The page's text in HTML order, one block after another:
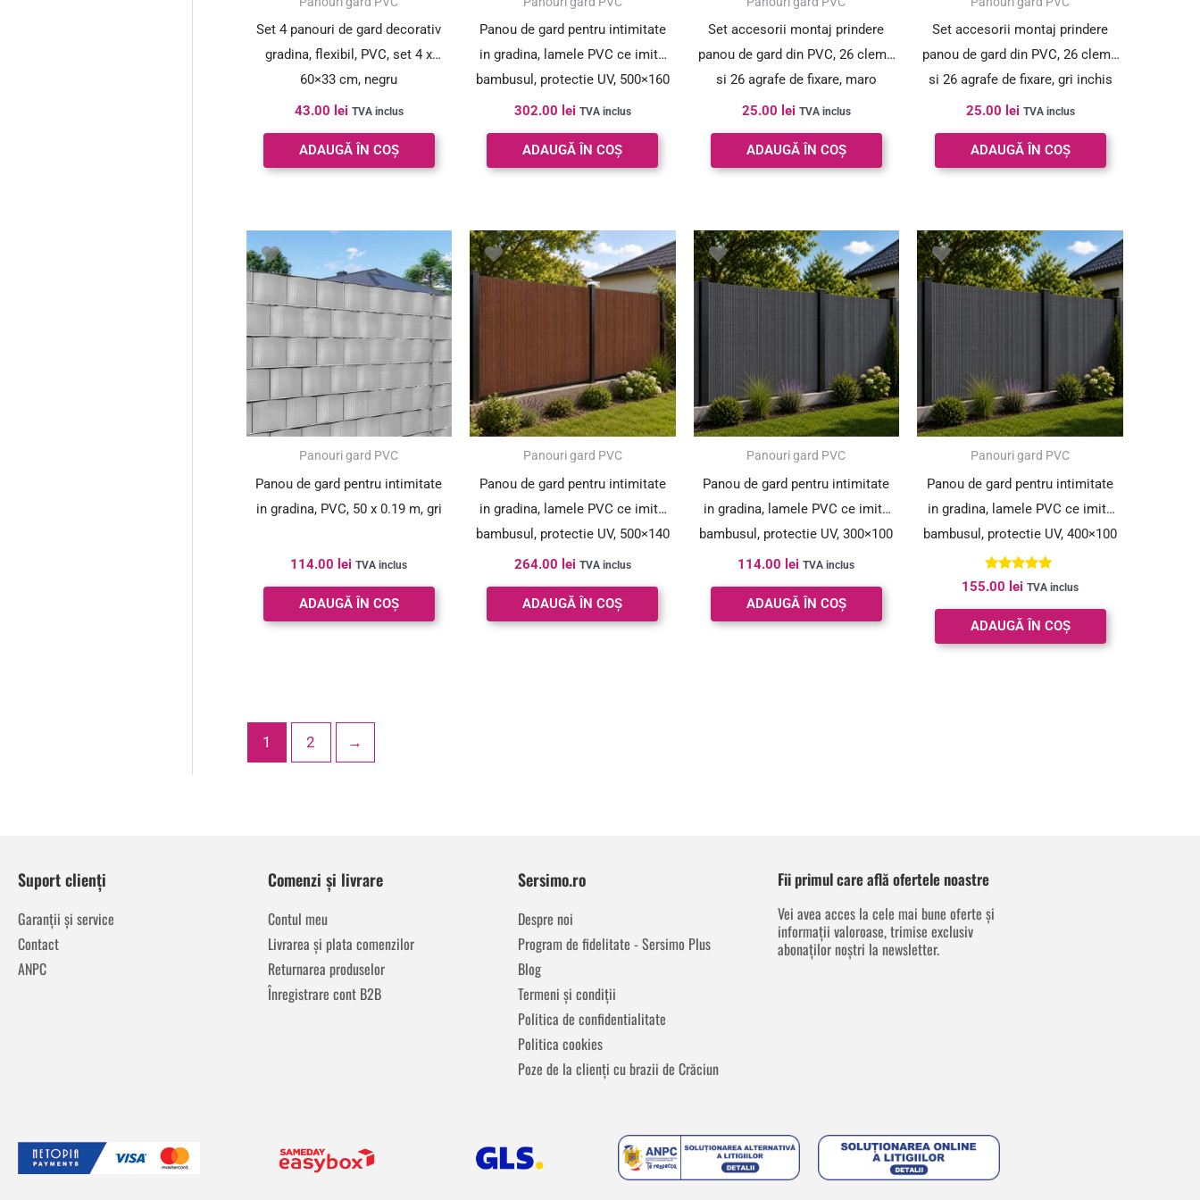
Set 4 panouri de gard decorativ
gradina, flexibil, PVC, set 4 x
60×33 cm, negru
43.00 lei TVA inclus
ADAUGĂ ÎN COȘ
Panou de gard pentru intimitate
in gradina, lamele PVC ce imita
bambusul, protectie UV, 500×160
cm, maro
302.00 lei TVA inclus
ADAUGĂ ÎN COȘ
Set accesorii montaj prindere
panou de gard din PVC, 26 cleme
si 26 agrafe de fixare, maro
25.00 lei TVA inclus
ADAUGĂ ÎN COȘ
Set accesorii montaj prindere
panou de gard din PVC, 26 cleme
si 26 agrafe de fixare, gri inchis
25.00 lei TVA inclus
ADAUGĂ ÎN COȘ
Panouri gard PVC
Panou de gard pentru intimitate
in gradina, PVC, 50 x 0.19 m, gri
114.00 lei TVA inclus
ADAUGĂ ÎN COȘ
Panouri gard PVC
Panou de gard pentru intimitate
in gradina, lamele PVC ce imita
bambusul, protectie UV, 500×140
cm, maro
264.00 lei TVA inclus
ADAUGĂ ÎN COȘ
Panouri gard PVC
Panou de gard pentru intimitate
in gradina, lamele PVC ce imita
bambusul, protectie UV, 300×100
cm, gri
114.00 lei TVA inclus
ADAUGĂ ÎN COȘ
Panouri gard PVC
Panou de gard pentru intimitate
in gradina, lamele PVC ce imita
bambusul, protectie UV, 400×100
cm, gri
Evaluat la
5.00
din 5
155.00 lei TVA inclus
ADAUGĂ ÎN COȘ
1 2 →
Suport clienți
Garanții și service
Contact
ANPC
Comenzi și livrare
Contul meu
Livrarea și plata comenzilor
Returnarea produselor
Înregistrare cont B2B
Sersimo.ro
Despre noi
Program de fidelitate - Sersimo Plus
Blog
Termeni și condiții
Politica de confidentialitate
Politica cookies
Poze de la clienți cu brazii de Crăciun
Fii primul care află ofertele noastre
Vei avea acces la cele mai bune oferte și
informații valoroase, trimise exclusiv
abonaților noștri la newsletter.